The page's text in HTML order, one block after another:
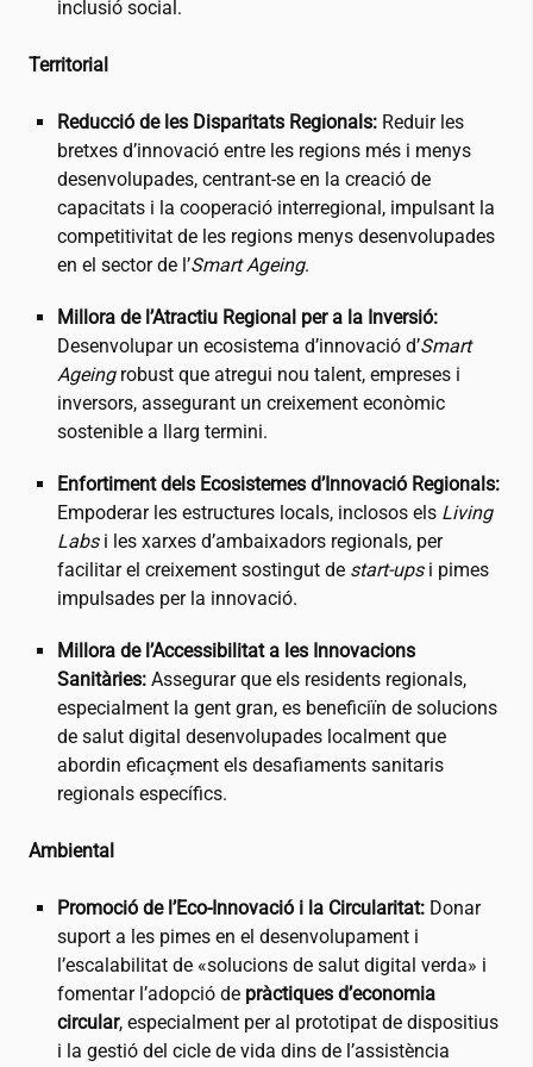
inclusió social.
Territorial
Reducció de les Disparitats Regionals: Reduir les
bretxes d’innovació entre les regions més i menys
desenvolupades, centrant-se en la creació de
capacitats i la cooperació interregional, impulsant la
competitivitat de les regions menys desenvolupades
en el sector de l’Smart Ageing.
Millora de l’Atractiu Regional per a la Inversió:
Desenvolupar un ecosistema d’innovació d’Smart
Ageingrobust que atregui nou talent, empreses i
inversors, assegurant un creixement econòmic
sostenible a llarg termini.
Enfortiment dels Ecosistemes d’Innovació Regionals:
Empoderar les estructures locals, inclosos els Living
Labsi les xarxes d’ambaixadors regionals, per
facilitar el creixement sostingut de start-upsi pimes
impulsades per la innovació.
Millora de l’Accessibilitat a les Innovacions
Sanitàries: Assegurar que els residents regionals,
especialment la gent gran, es beneficiïn de solucions
de salut digital desenvolupades localment que
abordin eficaçment els desafiaments sanitaris
regionals específics.
Ambiental
Promoció de l’Eco-Innovació i la Circularitat: Donar
suport a les pimes en el desenvolupament i
l’escalabilitat de «solucions de salut digital verda» i
fomentar l’adopció de pràctiques d’economia
circular, especialment per al prototipat de dispositius
i la gestió del cicle de vida dins de l’assistència